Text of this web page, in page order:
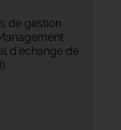
de gestion
d’échange de